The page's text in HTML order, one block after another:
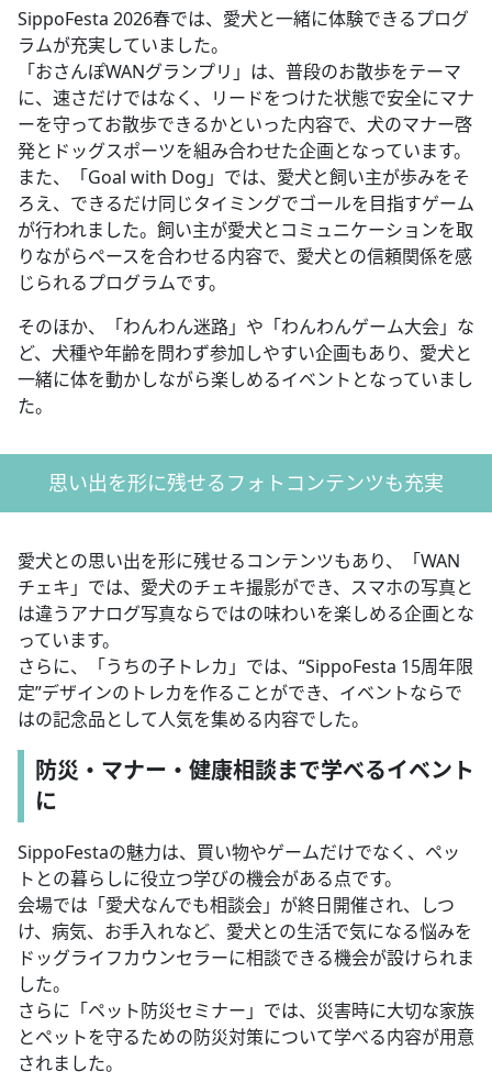
SippoFesta 2026春では、愛犬と一緒に体験できるプログ
ラムが充実していました。
「おさんぽWANグランプリ」は、普段のお散歩をテーマ
に、速さだけではなく、リードをつけた状態で安全にマナ
ーを守ってお散歩できるかといった内容で、犬のマナー啓
発とドッグスポーツを組み合わせた企画となっています。
また、「Goal with Dog」では、愛犬と飼い主が歩みをそ
ろえ、できるだけ同じタイミングでゴールを目指すゲーム
が行われました。飼い主が愛犬とコミュニケーションを取
りながらペースを合わせる内容で、愛犬との信頼関係を感
じられるプログラムです。
そのほか、「わんわん迷路」や「わんわんゲーム大会」な
ど、犬種や年齢を問わず参加しやすい企画もあり、愛犬と
一緒に体を動かしながら楽しめるイベントとなっていまし
た。
思い出を形に残せるフォトコンテンツも充実
愛犬との思い出を形に残せるコンテンツもあり、「WAN
チェキ」では、愛犬のチェキ撮影ができ、スマホの写真と
は違うアナログ写真ならではの味わいを楽しめる企画とな
っています。
さらに、「うちの子トレカ」では、“SippoFesta 15周年限
定”デザインのトレカを作ることができ、イベントならで
はの記念品として人気を集める内容でした。
防災・マナー・健康相談まで学べるイベント
に
SippoFestaの魅力は、買い物やゲームだけでなく、ペッ
トとの暮らしに役立つ学びの機会がある点です。
会場では「愛犬なんでも相談会」が終日開催され、しつ
け、病気、お手入れなど、愛犬との生活で気になる悩みを
ドッグライフカウンセラーに相談できる機会が設けられま
した。
さらに「ペット防災セミナー」では、災害時に大切な家族
とペットを守るための防災対策について学べる内容が用意
されました。